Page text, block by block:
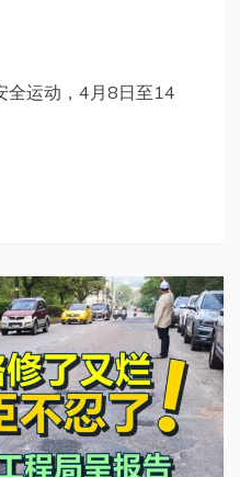
全运动，4月8日至14